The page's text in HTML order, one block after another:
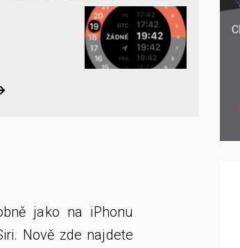
jako na iPhonu
Nově zde najdete